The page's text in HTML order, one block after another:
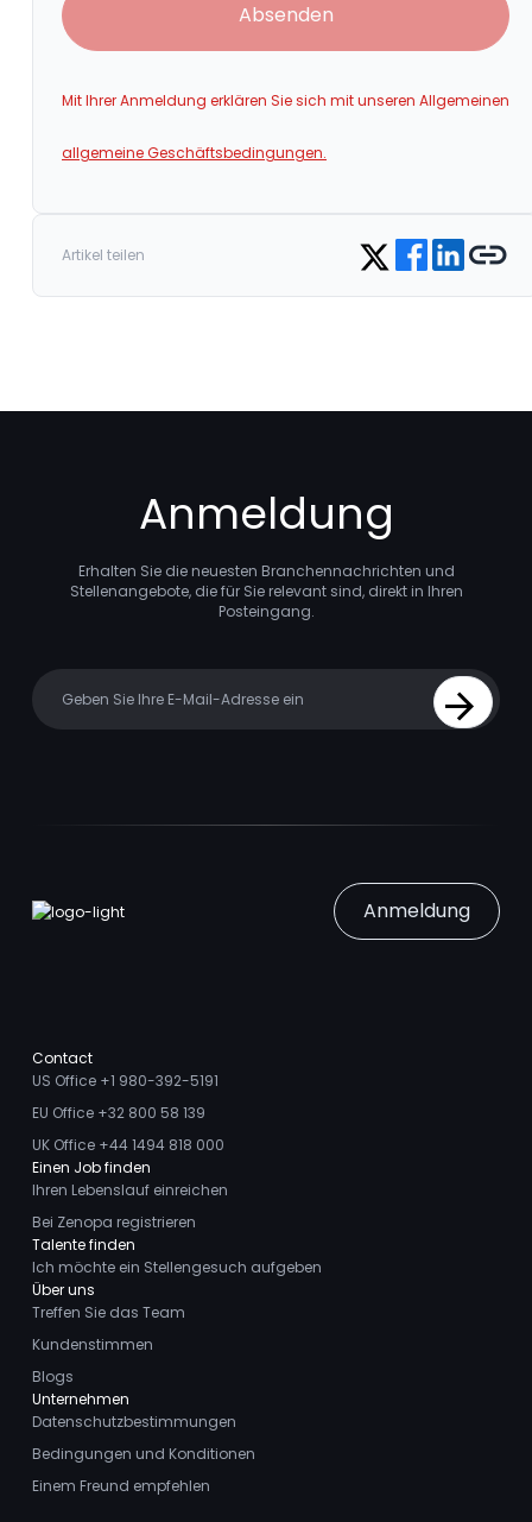
Absenden
Mit Ihrer Anmeldung erklären Sie sich mit unseren Allgemeinen
allgemeine Geschäftsbedingungen.
Artikel teilen Share on Twitter
Share onShare on
Copy
Anmeldung
Erhalten Sie die neuesten Branchennachrichten und
Stellenangebote, die für Sie relevant sind, direkt in Ihren
Posteingang.
Sign Up
Anmeldung
Contact
US Office +1 980-392-5191
EU Office +32 800 58 139
UK Office +44 1494 818 000
Einen Job finden
Ihren Lebenslauf einreichen
Bei Zenopa registrieren
Talente finden
Ich möchte ein Stellengesuch aufgeben
Über uns
Treffen Sie das Team
Kundenstimmen
Blogs
Unternehmen
Datenschutzbestimmungen
Bedingungen und Konditionen
Einem Freund empfehlen